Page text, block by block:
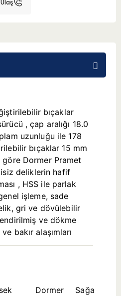
Adaptörler
Aksesuarlar
bıçaklar
, çap aralığı 18.0
uzunluğu ile 178
bıçaklar 15 mm
Dormer Pramet
deliklerin hafif
, HSS ile parlak
işleme, sade
gri ve dövülebilir
ve dökme
bakır alaşımları
Dormer
Sağa